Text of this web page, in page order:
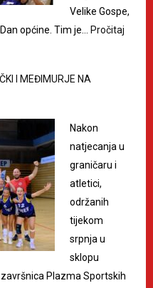
Velike Gospe,
općine. Tim je… Pročitaj
I MEĐIMURJE NA
Nakon
natjecanja u
graničaru i
atletici,
održanih
tijekom
srpnja u
sklopu
Plazma Sportskih